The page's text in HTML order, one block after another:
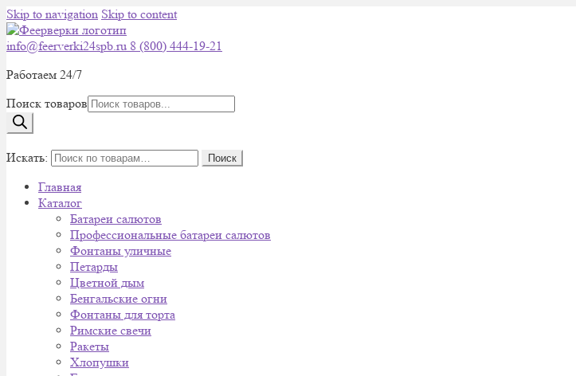
Skip to navigation Skip to content
info@feerverki24spb.ru 8 (800) 444-19-21
Работаем 24/7
Поиск товаров
Искать:
Поиск
Главная
Каталог
Батареи салютов
Профессиональные батареи салютов
Фонтаны уличные
Петарды
Цветной дым
Бенгальские огни
Фонтаны для торта
Римские свечи
Ракеты
Хлопушки